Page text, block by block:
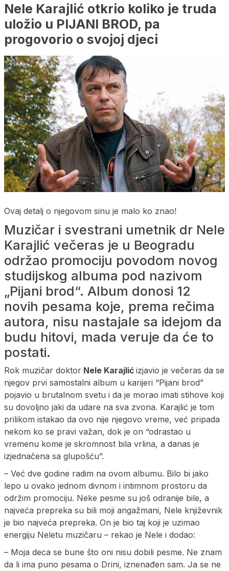
Nele Karajlić otkrio koliko je truda
uložio u PIJANI BROD, pa
progovorio o svojoj djeci
Ovaj detalj o njegovom sinu je malo ko znao!
Muzičar i svestrani umetnik dr Nele
Karajlić večeras je u Beogradu
održao promociju povodom novog
studijskog albuma pod nazivom
„Pijani brod“. Album donosi 12
novih pesama koje, prema rečima
autora, nisu nastajale sa idejom da
budu hitovi, mada veruje da će to
postati.
Rok muzičar doktor Nele Karajlić izjavio je večeras da se
njegov prvi samostalni album u karijeri “Pijani brod”
pojavio u brutalnom svetu i da je morao imati stihove koji
su dovoljno jaki da udare na sva zvona. Karajlić je tom
prilikom istakao da ovo nije njegovo vreme, već pripada
nekom ko se pravi važan, dok je on “odrastao u
vremenu kome je skromnost bila vrlina, a danas je
izjednačena sa glupošću”.
– Već dve godine radim na ovom albumu. Bilo bi jako
lepo u ovako jednom divnom i intimnom prostoru da
održim promociju. Neke pesme su još odranije bile, a
najveća prepreka su bili moji angažmani, Nele književnik
je bio najveća prepreka. On je bio taj koji je uzimao
energiju Neletu muzičaru – rekao je Nele i dodao:
– Moja deca se bune što oni nisu dobili pesme. Ne znam
da li ima puno pesama o Drini, iznenađen sam. Ja se ne